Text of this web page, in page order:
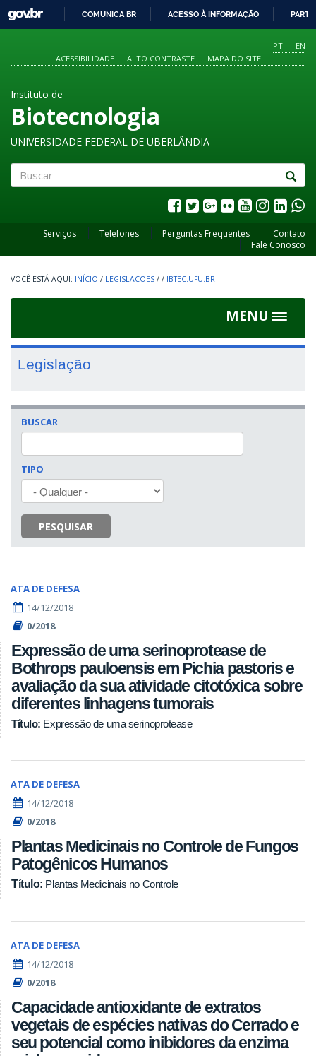
O
CONTEÚDO
GOVBR
COMUNICA BR ACESSO À INFORMAÇÃO
PT
EN
ACESSIBILIDADE
ALTO CONTRASTE MAPA DO SITE
Instituto de
Biotecnologia
UNIVERSIDADE FEDERAL DE UBERLÂNDIA
Serviços Telefones Perguntas Frequentes
Contato
Fale Conosco
INÍCIO / LEGISLACOES / / IBTEC.UFU.BR
MENU
Toggle
Legislação
BUSCAR
TIPO
PESQUISAR
ATA DE DEFESA
14/12/2018
0/2018
Expressão de uma serinoprotease de
Bothrops pauloensis em Pichia pastoris e
avaliação da sua atividade citotóxica sobre
diferentes linhagens tumorais
Título: Expressão de uma serinoprotease
ATA DE DEFESA
14/12/2018
0/2018
Plantas Medicinais no Controle de Fungos
Patogênicos Humanos
Título: Plantas Medicinais no Controle
ATA DE DEFESA
14/12/2018
0/2018
Capacidade antioxidante de extratos
vegetais de espécies nativas do Cerrado e
seu potencial como inibidores da enzima